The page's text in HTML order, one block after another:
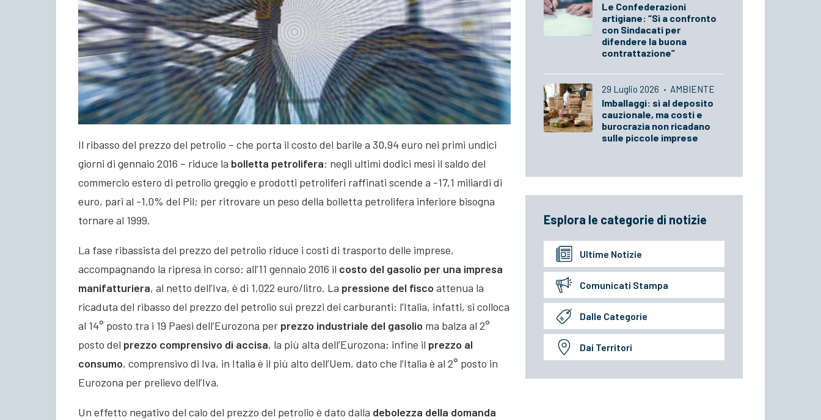
Il ribasso del prezzo del petrolio – che porta il costo del barile a 30,94 euro nei primi undici
giorni di gennaio 2016 – riduce la bolletta petrolifera: negli ultimi dodici mesi il saldo del
commercio estero di petrolio greggio e prodotti petroliferi raffinati scende a -17,1 miliardi di
euro, pari al -1,0% del Pil; per ritrovare un peso della bolletta petrolifera inferiore bisogna
tornare al 1999.
La fase ribassista del prezzo del petrolio riduce i costi di trasporto delle imprese,
accompagnando la ripresa in corso: all’11 gennaio 2016 il costo del gasolio per una impresa
manifatturiera, al netto dell’Iva, è di 1,022 euro/litro. La pressione del fisco attenua la
ricaduta del ribasso del prezzo del petrolio sui prezzi dei carburanti: l’Italia, infatti, si colloca
al 14° posto tra i 19 Paesi dell’Eurozona per prezzo industriale del gasolio ma balza al 2°
posto del prezzo comprensivo di accisa, la più alta dell’Eurozona; infine il prezzo al
consumo, comprensivo di Iva, in Italia è il più alto dell’Uem, dato che l’Italia è al 2° posto in
Eurozona per prelievo dell’Iva.
Un effetto negativo del calo del prezzo del petrolio è dato dalla debolezza della domanda
Le Confederazioni
artigiane: “Sì a confronto
con Sindacati per
difendere la buona
contrattazione”
29 Luglio 2026 · AMBIENTE
Imballaggi: sì al deposito
cauzionale, ma costi e
burocrazia non ricadano
sulle piccole imprese
Esplora le categorie di notizie
Ultime Notizie
Comunicati Stampa
Dalle Categorie
Dai Territori